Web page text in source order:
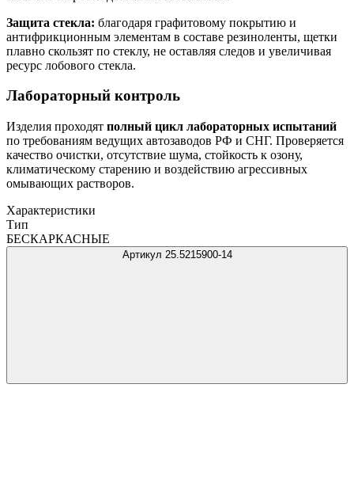
Защита стекла: благодаря графитовому покрытию и
антифрикционным элементам в составе резиноленты, щетки
плавно скользят по стеклу, не оставляя следов и увеличивая
ресурс лобового стекла.
Лабораторный контроль
Изделия проходят полный цикл лабораторных испытаний
по требованиям ведущих автозаводов РФ и СНГ. Проверяется
качество очистки, отсутствие шума, стойкость к озону,
климатическому старению и воздействию агрессивных
омывающих растворов.
Характеристики
Тип
БЕСКАРКАСНЫЕ
Артикул 25.5215900-14